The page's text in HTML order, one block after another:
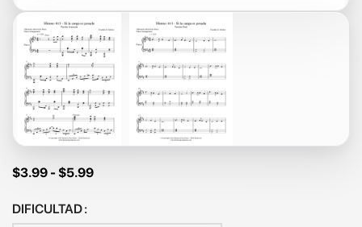
$3.99 -$5.99
DIFICULTAD